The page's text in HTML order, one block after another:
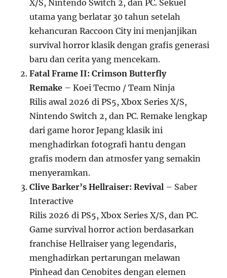
X/S, Nintendo Switch 2, dan PC. Sekuel
utama yang berlatar 30 tahun setelah
kehancuran Raccoon City ini menjanjikan
survival horror klasik dengan grafis generasi
baru dan cerita yang mencekam.
Fatal Frame II: Crimson Butterfly
Remake – Koei Tecmo / Team Ninja
Rilis awal 2026 di PS5, Xbox Series X/S,
Nintendo Switch 2, dan PC. Remake lengkap
dari game horor Jepang klasik ini
menghadirkan fotografi hantu dengan
grafis modern dan atmosfer yang semakin
menyeramkan.
Clive Barker’s Hellraiser: Revival – Saber
Interactive
Rilis 2026 di PS5, Xbox Series X/S, dan PC.
Game survival horror action berdasarkan
franchise Hellraiser yang legendaris,
menghadirkan pertarungan melawan
Pinhead dan Cenobites dengan elemen